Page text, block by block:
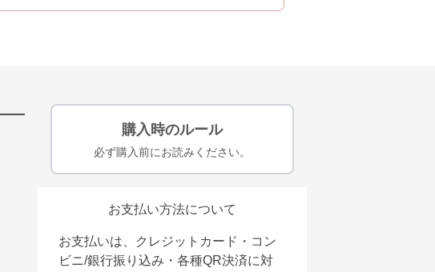
購入時のルール
必ず購入前にお読みください。
お支払い方法について
お支払いは、クレジットカード・コン
ビニ/銀行振り込み・各種QR決済に対